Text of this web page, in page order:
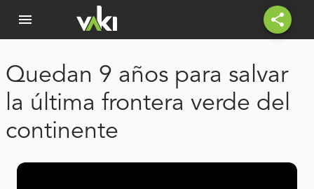
menu share
Quedan 9 años para salvar
la última frontera verde del
continente